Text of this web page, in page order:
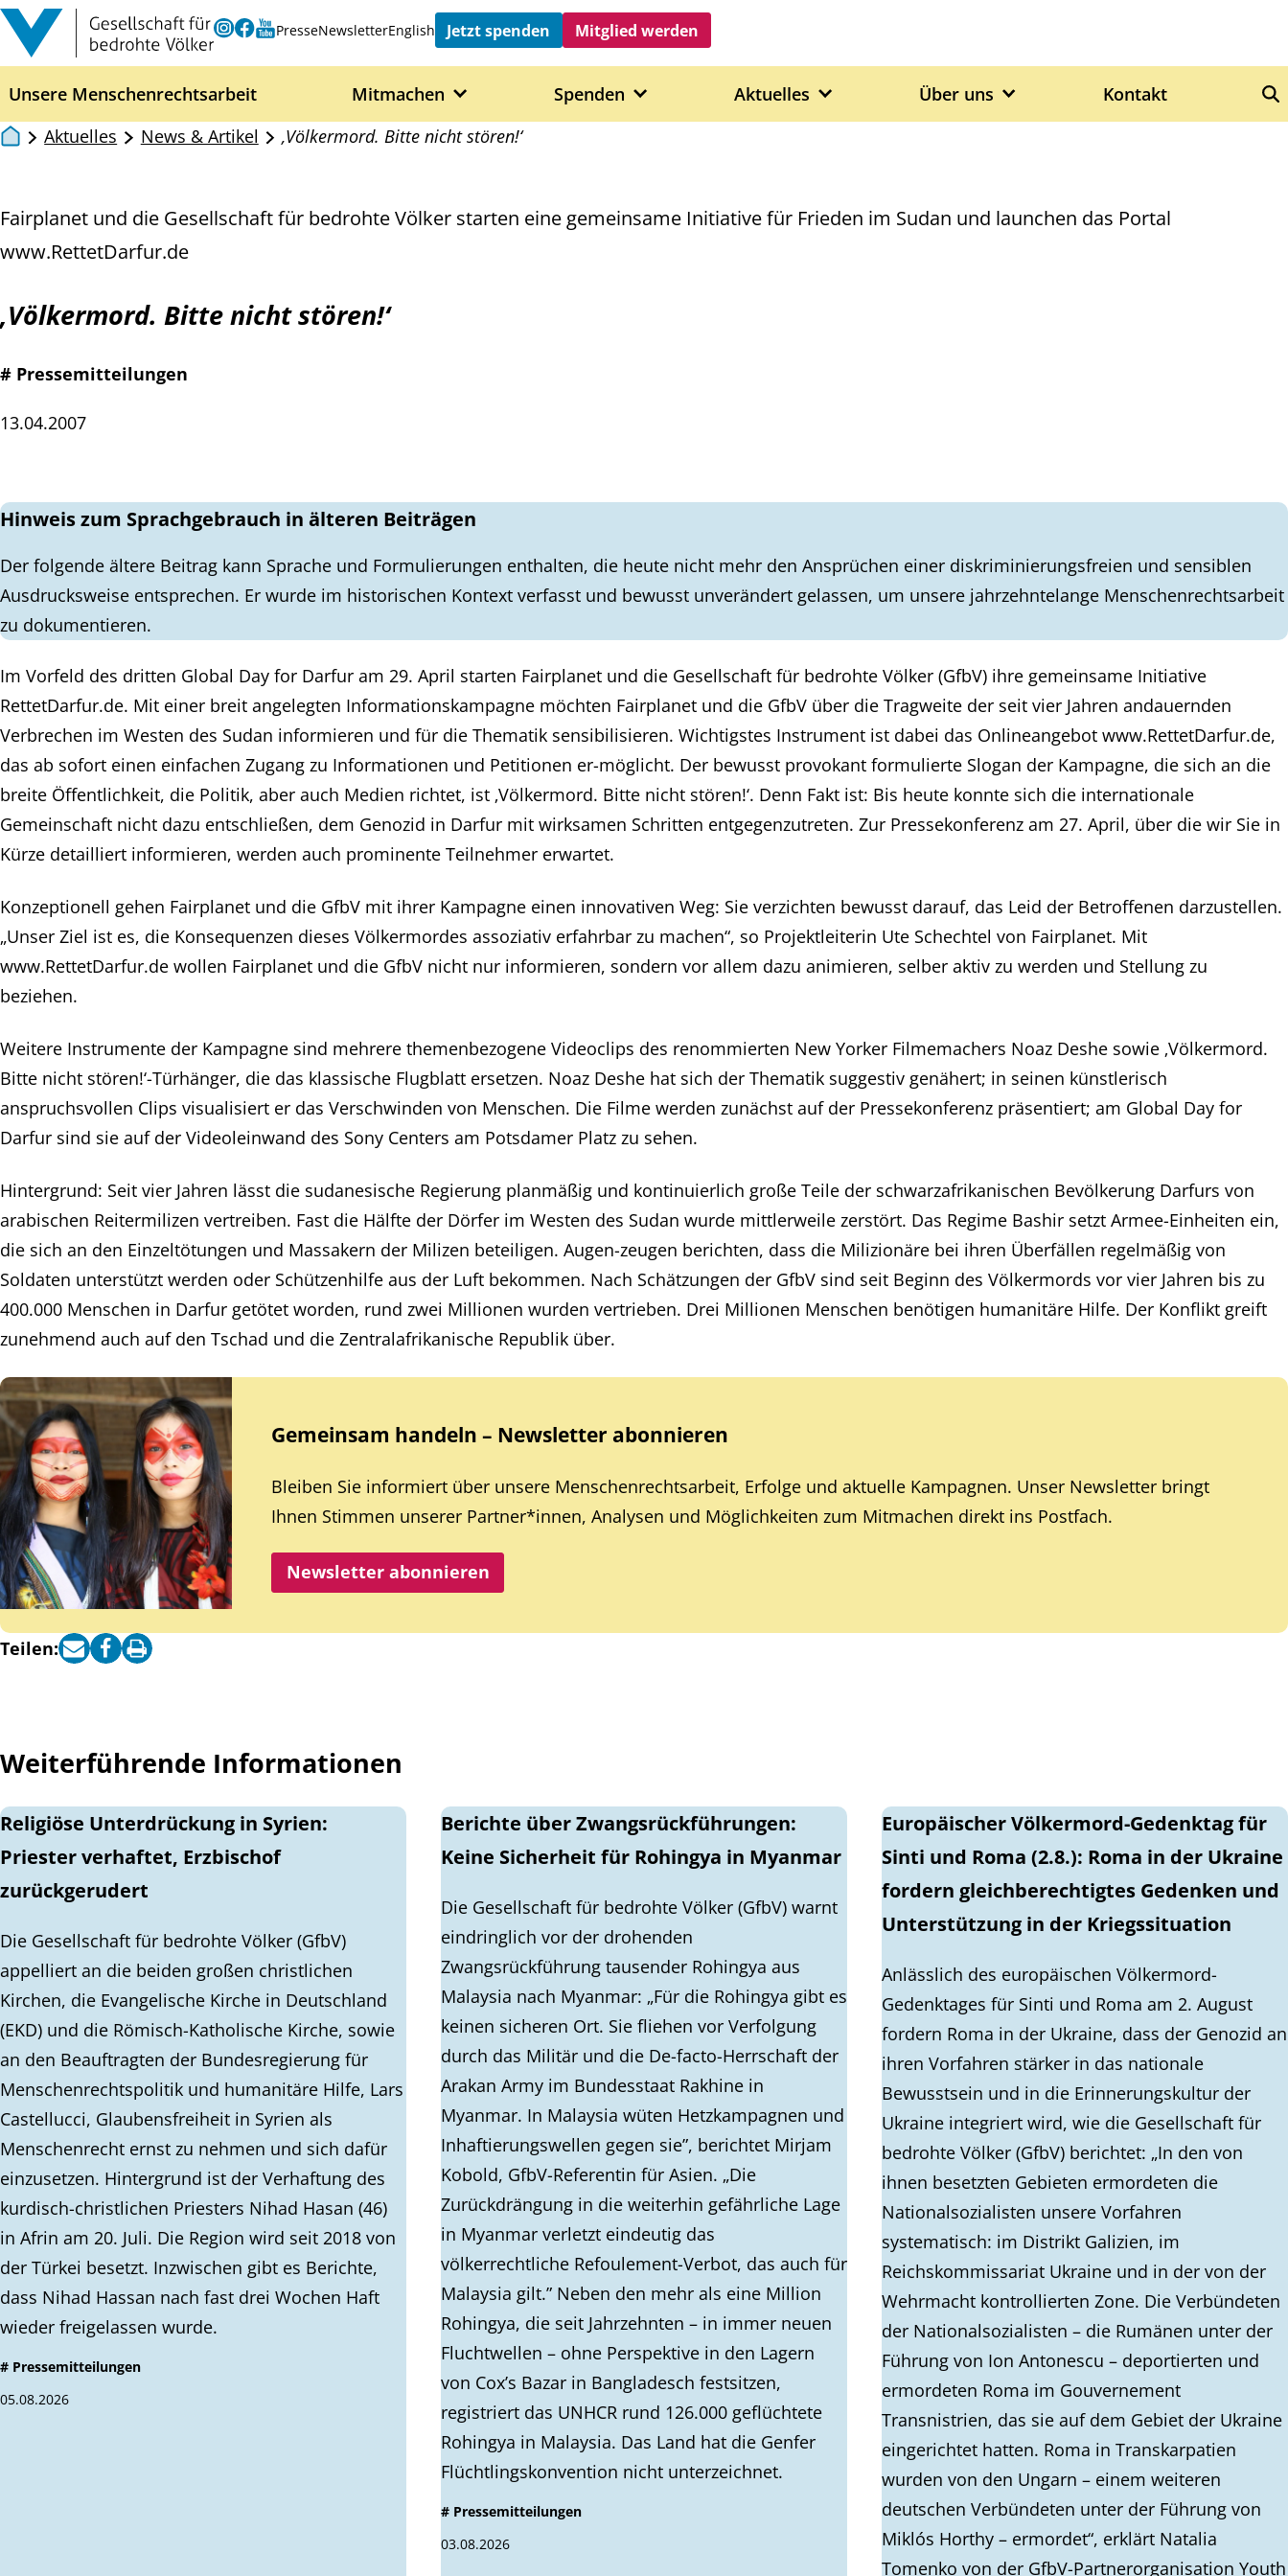
Zum Inhalt springen
Instagram
Facebook
Youtube
PresseNewsletterEnglish Jetzt spenden Mitglied werden
Unsere Menschenrechtsarbeit Mitmachen Spenden Aktuelles Über uns Kontakt
Aktuelles
News & Artikel ‚Völkermord. Bitte nicht stören!‘
Fairplanet und die Gesellschaft für bedrohte Völker starten eine gemeinsame Initiative für Frieden im Sudan und launchen das Portal
www.RettetDarfur.de
‚Völkermord. Bitte nicht stören!‘
# Pressemitteilungen
13.04.2007
Hinweis zum Sprachgebrauch in älteren Beiträgen
Der folgende ältere Beitrag kann Sprache und Formulierungen enthalten, die heute nicht mehr den Ansprüchen einer diskriminierungsfreien und sensiblen
Ausdrucksweise entsprechen. Er wurde im historischen Kontext verfasst und bewusst unverändert gelassen, um unsere jahrzehntelange Menschenrechtsarbeit
zu dokumentieren.
Im Vorfeld des dritten Global Day for Darfur am 29. April starten Fairplanet und die Gesellschaft für bedrohte Völker (GfbV) ihre gemeinsame Initiative
RettetDarfur.de. Mit einer breit angelegten Informationskampagne möchten Fairplanet und die GfbV über die Tragweite der seit vier Jahren andauernden
Verbrechen im Westen des Sudan informieren und für die Thematik sensibilisieren. Wichtigstes Instrument ist dabei das Onlineangebot www.RettetDarfur.de,
das ab sofort einen einfachen Zugang zu Informationen und Petitionen er-möglicht. Der bewusst provokant formulierte Slogan der Kampagne, die sich an die
breite Öffentlichkeit, die Politik, aber auch Medien richtet, ist ‚Völkermord. Bitte nicht stören!‘. Denn Fakt ist: Bis heute konnte sich die internationale
Gemeinschaft nicht dazu entschließen, dem Genozid in Darfur mit wirksamen Schritten entgegenzutreten. Zur Pressekonferenz am 27. April, über die wir Sie in
Kürze detailliert informieren, werden auch prominente Teilnehmer erwartet.
Konzeptionell gehen Fairplanet und die GfbV mit ihrer Kampagne einen innovativen Weg: Sie verzichten bewusst darauf, das Leid der Betroffenen darzustellen.
„Unser Ziel ist es, die Konsequenzen dieses Völkermordes assoziativ erfahrbar zu machen“, so Projektleiterin Ute Schechtel von Fairplanet. Mit
www.RettetDarfur.de wollen Fairplanet und die GfbV nicht nur informieren, sondern vor allem dazu animieren, selber aktiv zu werden und Stellung zu
beziehen.
Weitere Instrumente der Kampagne sind mehrere themenbezogene Videoclips des renommierten New Yorker Filmemachers Noaz Deshe sowie ‚Völkermord.
Bitte nicht stören!‘-Türhänger, die das klassische Flugblatt ersetzen. Noaz Deshe hat sich der Thematik suggestiv genähert; in seinen künstlerisch
anspruchsvollen Clips visualisiert er das Verschwinden von Menschen. Die Filme werden zunächst auf der Pressekonferenz präsentiert; am Global Day for
Darfur sind sie auf der Videoleinwand des Sony Centers am Potsdamer Platz zu sehen.
Hintergrund: Seit vier Jahren lässt die sudanesische Regierung planmäßig und kontinuierlich große Teile der schwarzafrikanischen Bevölkerung Darfurs von
arabischen Reitermilizen vertreiben. Fast die Hälfte der Dörfer im Westen des Sudan wurde mittlerweile zerstört. Das Regime Bashir setzt Armee-Einheiten ein,
die sich an den Einzeltötungen und Massakern der Milizen beteiligen. Augen-zeugen berichten, dass die Milizionäre bei ihren Überfällen regelmäßig von
Soldaten unterstützt werden oder Schützenhilfe aus der Luft bekommen. Nach Schätzungen der GfbV sind seit Beginn des Völkermords vor vier Jahren bis zu
400.000 Menschen in Darfur getötet worden, rund zwei Millionen wurden vertrieben. Drei Millionen Menschen benötigen humanitäre Hilfe. Der Konflikt greift
zunehmend auch auf den Tschad und die Zentralafrikanische Republik über.
Gemeinsam handeln – Newsletter abonnieren
Bleiben Sie informiert über unsere Menschenrechtsarbeit, Erfolge und aktuelle Kampagnen. Unser Newsletter bringt
Ihnen Stimmen unserer Partner*innen, Analysen und Möglichkeiten zum Mitmachen direkt ins Postfach.
Newsletter abonnieren
Teilen:
Weiterführende Informationen
Religiöse Unterdrückung in Syrien:
Priester verhaftet, Erzbischof
zurückgerudert
Die Gesellschaft für bedrohte Völker (GfbV)
appelliert an die beiden großen christlichen
Kirchen, die Evangelische Kirche in Deutschland
(EKD) und die Römisch-Katholische Kirche, sowie
an den Beauftragten der Bundesregierung für
Menschenrechtspolitik und humanitäre Hilfe, Lars
Castellucci, Glaubensfreiheit in Syrien als
Menschenrecht ernst zu nehmen und sich dafür
einzusetzen. Hintergrund ist der Verhaftung des
kurdisch-christlichen Priesters Nihad Hasan (46)
in Afrin am 20. Juli. Die Region wird seit 2018 von
der Türkei besetzt. Inzwischen gibt es Berichte,
dass Nihad Hassan nach fast drei Wochen Haft
wieder freigelassen wurde.
# Pressemitteilungen
05.08.2026
Berichte über Zwangsrückführungen:
Keine Sicherheit für Rohingya in Myanmar
Die Gesellschaft für bedrohte Völker (GfbV) warnt
eindringlich vor der drohenden
Zwangsrückführung tausender Rohingya aus
Malaysia nach Myanmar: „Für die Rohingya gibt es
keinen sicheren Ort. Sie fliehen vor Verfolgung
durch das Militär und die De-facto-Herrschaft der
Arakan Army im Bundesstaat Rakhine in
Myanmar. In Malaysia wüten Hetzkampagnen und
Inhaftierungswellen gegen sie”, berichtet Mirjam
Kobold, GfbV-Referentin für Asien. „Die
Zurückdrängung in die weiterhin gefährliche Lage
in Myanmar verletzt eindeutig das
völkerrechtliche Refoulement-Verbot, das auch für
Malaysia gilt.” Neben den mehr als eine Million
Rohingya, die seit Jahrzehnten – in immer neuen
Fluchtwellen – ohne Perspektive in den Lagern
von Cox’s Bazar in Bangladesch festsitzen,
registriert das UNHCR rund 126.000 geflüchtete
Rohingya in Malaysia. Das Land hat die Genfer
Flüchtlingskonvention nicht unterzeichnet.
# Pressemitteilungen
03.08.2026
Europäischer Völkermord-Gedenktag für
Sinti und Roma (2.8.): Roma in der Ukraine
fordern gleichberechtigtes Gedenken und
Unterstützung in der Kriegssituation
Anlässlich des europäischen Völkermord-
Gedenktages für Sinti und Roma am 2. August
fordern Roma in der Ukraine, dass der Genozid an
ihren Vorfahren stärker in das nationale
Bewusstsein und in die Erinnerungskultur der
Ukraine integriert wird, wie die Gesellschaft für
bedrohte Völker (GfbV) berichtet: „In den von
ihnen besetzten Gebieten ermordeten die
Nationalsozialisten unsere Vorfahren
systematisch: im Distrikt Galizien, im
Reichskommissariat Ukraine und in der von der
Wehrmacht kontrollierten Zone. Die Verbündeten
der Nationalsozialisten – die Rumänen unter der
Führung von Ion Antonescu – deportierten und
ermordeten Roma im Gouvernement
Transnistrien, das sie auf dem Gebiet der Ukraine
eingerichtet hatten. Roma in Transkarpatien
wurden von den Ungarn – einem weiteren
deutschen Verbündeten unter der Führung von
Miklós Horthy – ermordet“, erklärt Natalia
Tomenko von der GfbV-Partnerorganisation Youth